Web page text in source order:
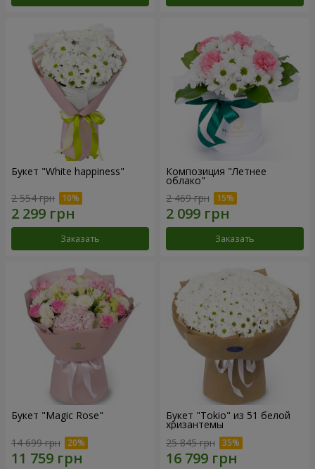
Букет "White happiness"
2 554 грн
Заказать
Композиция "Летнее
облако"
2 469 грн
Заказать
Букет "Magic Rose"
14 699 грн
Букет "Tokio" из 51 белой
хризантемы
25 845 грн